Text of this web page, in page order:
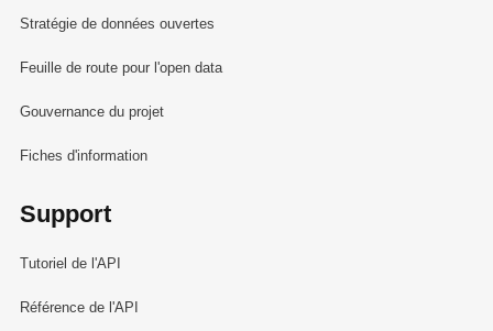
Stratégie de données ouvertes
Feuille de route pour l'open data
Gouvernance du projet
Fiches d'information
Support
Tutoriel de l'API
Référence de l'API